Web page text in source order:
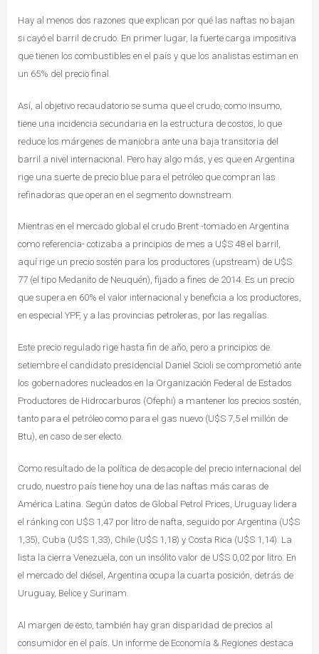
Hay al menos dos razones que explican por qué las naftas no bajan
si cayó el barril de crudo. En primer lugar, la fuerte carga impositiva
que tienen los combustibles en el país y que los analistas estiman en
un 65% del precio final.
Así, al objetivo recaudatorio se suma que el crudo, como insumo,
tiene una incidencia secundaria en la estructura de costos, lo que
reduce los márgenes de maniobra ante una baja transitoria del
barril a nivel internacional. Pero hay algo más, y es que en Argentina
rige una suerte de precio blue para el petróleo que compran las
refinadoras que operan en el segmento downstream.
Mientras en el mercado global el crudo Brent -tomado en Argentina
como referencia- cotizaba a principios de mes a U$S 48 el barril,
aquí rige un precio sostén para los productores (upstream) de U$S
77 (el tipo Medanito de Neuquén), fijado a fines de 2014. Es un precio
que supera en 60% el valor internacional y beneficia a los productores,
en especial YPF, y a las provincias petroleras, por las regalías.
Este precio regulado rige hasta fin de año, pero a principios de
setiembre el candidato presidencial Daniel Scioli se comprometió ante
los gobernadores nucleados en la Organización Federal de Estados
Productores de Hidrocarburos (Ofephi) a mantener los precios sostén,
tanto para el petróleo como para el gas nuevo (U$S 7,5 el millón de
Btu), en caso de ser electo.
Como resultado de la política de desacople del precio internacional del
crudo, nuestro país tiene hoy una de las naftas más caras de
América Latina. Según datos de Global Petrol Prices, Uruguay lidera
el ránking con U$S 1,47 por litro de nafta, seguido por Argentina (U$S
1,35), Cuba (U$S 1,33), Chile (U$S 1,18) y Costa Rica (U$S 1,14). La
lista la cierra Venezuela, con un insólito valor de U$S 0,02 por litro. En
el mercado del diésel, Argentina ocupa la cuarta posición, detrás de
Uruguay, Belice y Surinam.
Al margen de esto, también hay gran disparidad de precios al
consumidor en el país. Un informe de Economía & Regiones destaca